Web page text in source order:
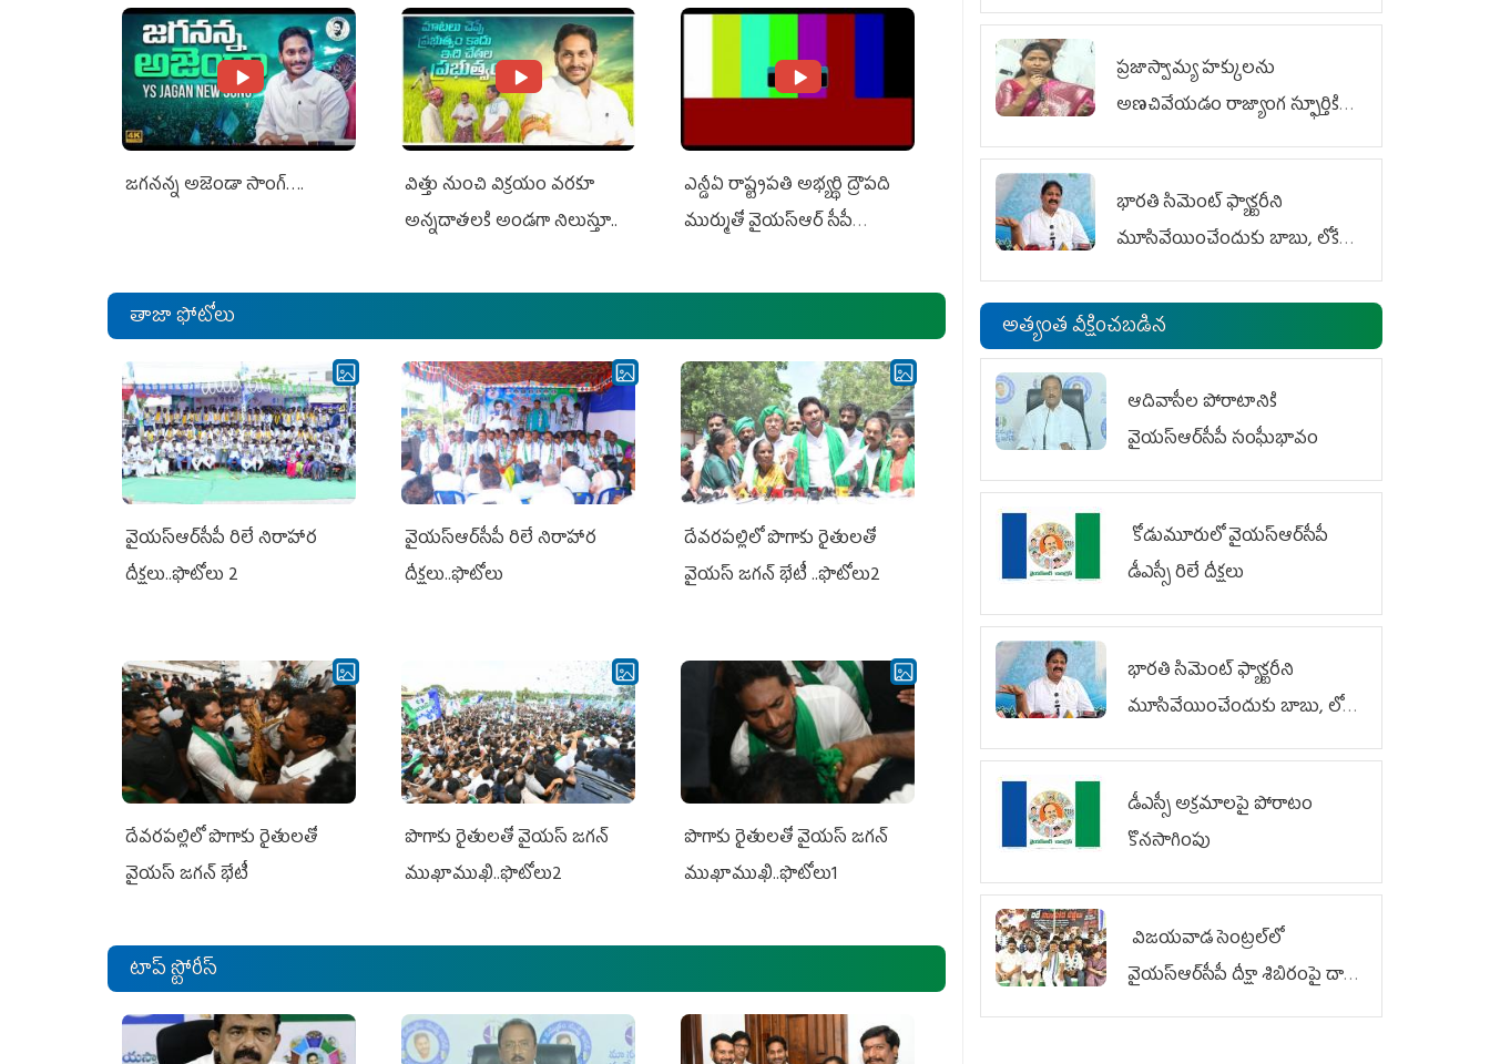
జగనన్న అజెండా సాంగ్….
విత్తు నుంచి విక్రయం వరకూ
అన్నదాతలకి అండగా నిలుస్తూ..
ఎన్డీఏ రాష్ట్ర‌ప‌తి అభ్య‌ర్థి ద్రౌప‌ది
ముర్ముతో వైయ‌స్ఆర్ సీపీ
ఎమ్మెల్యేలు, ఎంపీల స‌మావేశం
తాజా ఫోటోలు
వైయ‌స్ఆర్‌సీపీ రిలే నిరాహార
దీక్షలు..ఫొటోలు 2
వైయ‌స్ఆర్‌సీపీ రిలే నిరాహార
దీక్షలు..ఫొటోలు
దేవరపల్లిలో పొగాకు రైతులతో
వైయస్ జగన్ భేటీ ..ఫొటోలు2
దేవరపల్లిలో పొగాకు రైతులతో
వైయస్ జగన్ భేటీ
పొగాకు రైతుల‌తో వైయ‌స్ జ‌గ‌న్
ముఖాముఖి..ఫొటోలు2
పొగాకు రైతుల‌తో వైయ‌స్ జ‌గ‌న్
ముఖాముఖి..ఫొటోలు1
టాప్ స్టోరీస్
ప్రజాస్వామ్య హక్కులను
అణచివేయడం రాజ్యాంగ స్ఫూర్తికి
విరుద్ధం
భారతి సిమెంట్ ఫ్యాక్టరీని
మూసివేయించేందుకు బాబు, లోకేశ్
కుట్ర
అత్యంత వీక్షించబడిన
ఆదివాసీల పోరాటానికి
వైయ‌స్ఆర్‌సీపీ సంఘీభావం
కోడుమూరులో వైయ‌స్ఆర్‌సీపీ
డీఎస్సీ రిలే దీక్షలు
భారతి సిమెంట్ ఫ్యాక్టరీని
మూసివేయించేందుకు బాబు, లోకేశ్
కుట్ర
డీఎస్సీ అక్రమాలపై పోరాటం
కొనసాగింపు
విజయవాడ సెంట్రల్‌లో
వైయ‌స్ఆర్‌సీపీ దీక్షా శిబిరంపై దాడి
దుర్మార్గం